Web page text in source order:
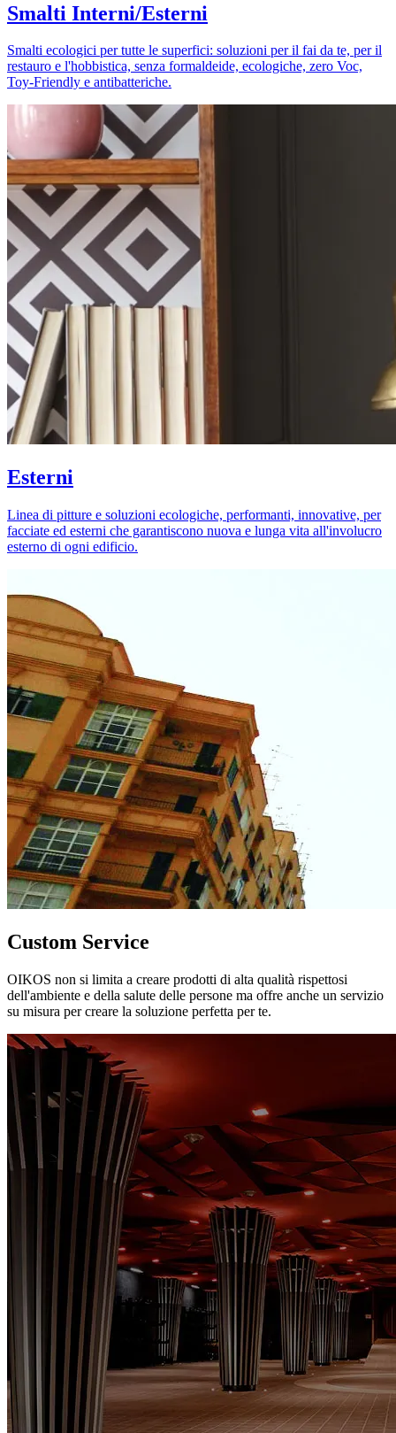
Smalti Interni/Esterni
Smalti ecologici per tutte le superfici: soluzioni per il fai da te, per il
restauro e l'hobbistica, senza formaldeide, ecologiche, zero Voc,
Toy-Friendly e antibatteriche.
Esterni
Linea di pitture e soluzioni ecologiche, performanti, innovative, per
facciate ed esterni che garantiscono nuova e lunga vita all'involucro
esterno di ogni edificio.
Custom Service
OIKOS non si limita a creare prodotti di alta qualità rispettosi
dell'ambiente e della salute delle persone ma offre anche un servizio
su misura per creare la soluzione perfetta per te.